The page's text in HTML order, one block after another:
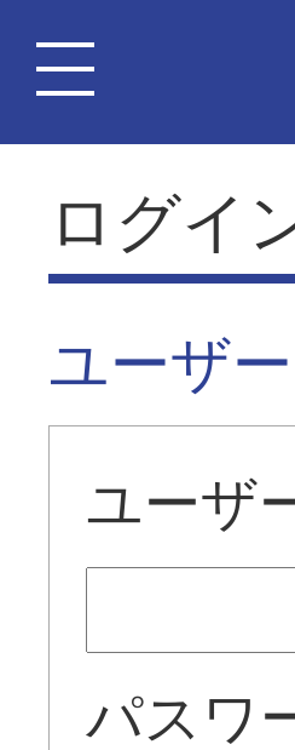
ログイ
ユーザ
ユーザ
パスワ